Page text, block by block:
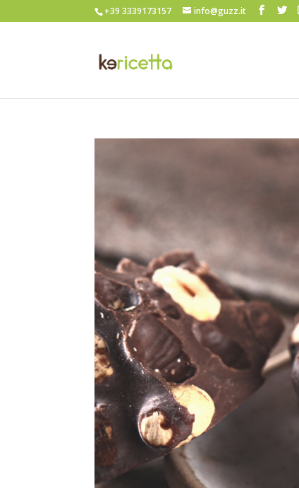
+39 3339173157 info@guzz.it